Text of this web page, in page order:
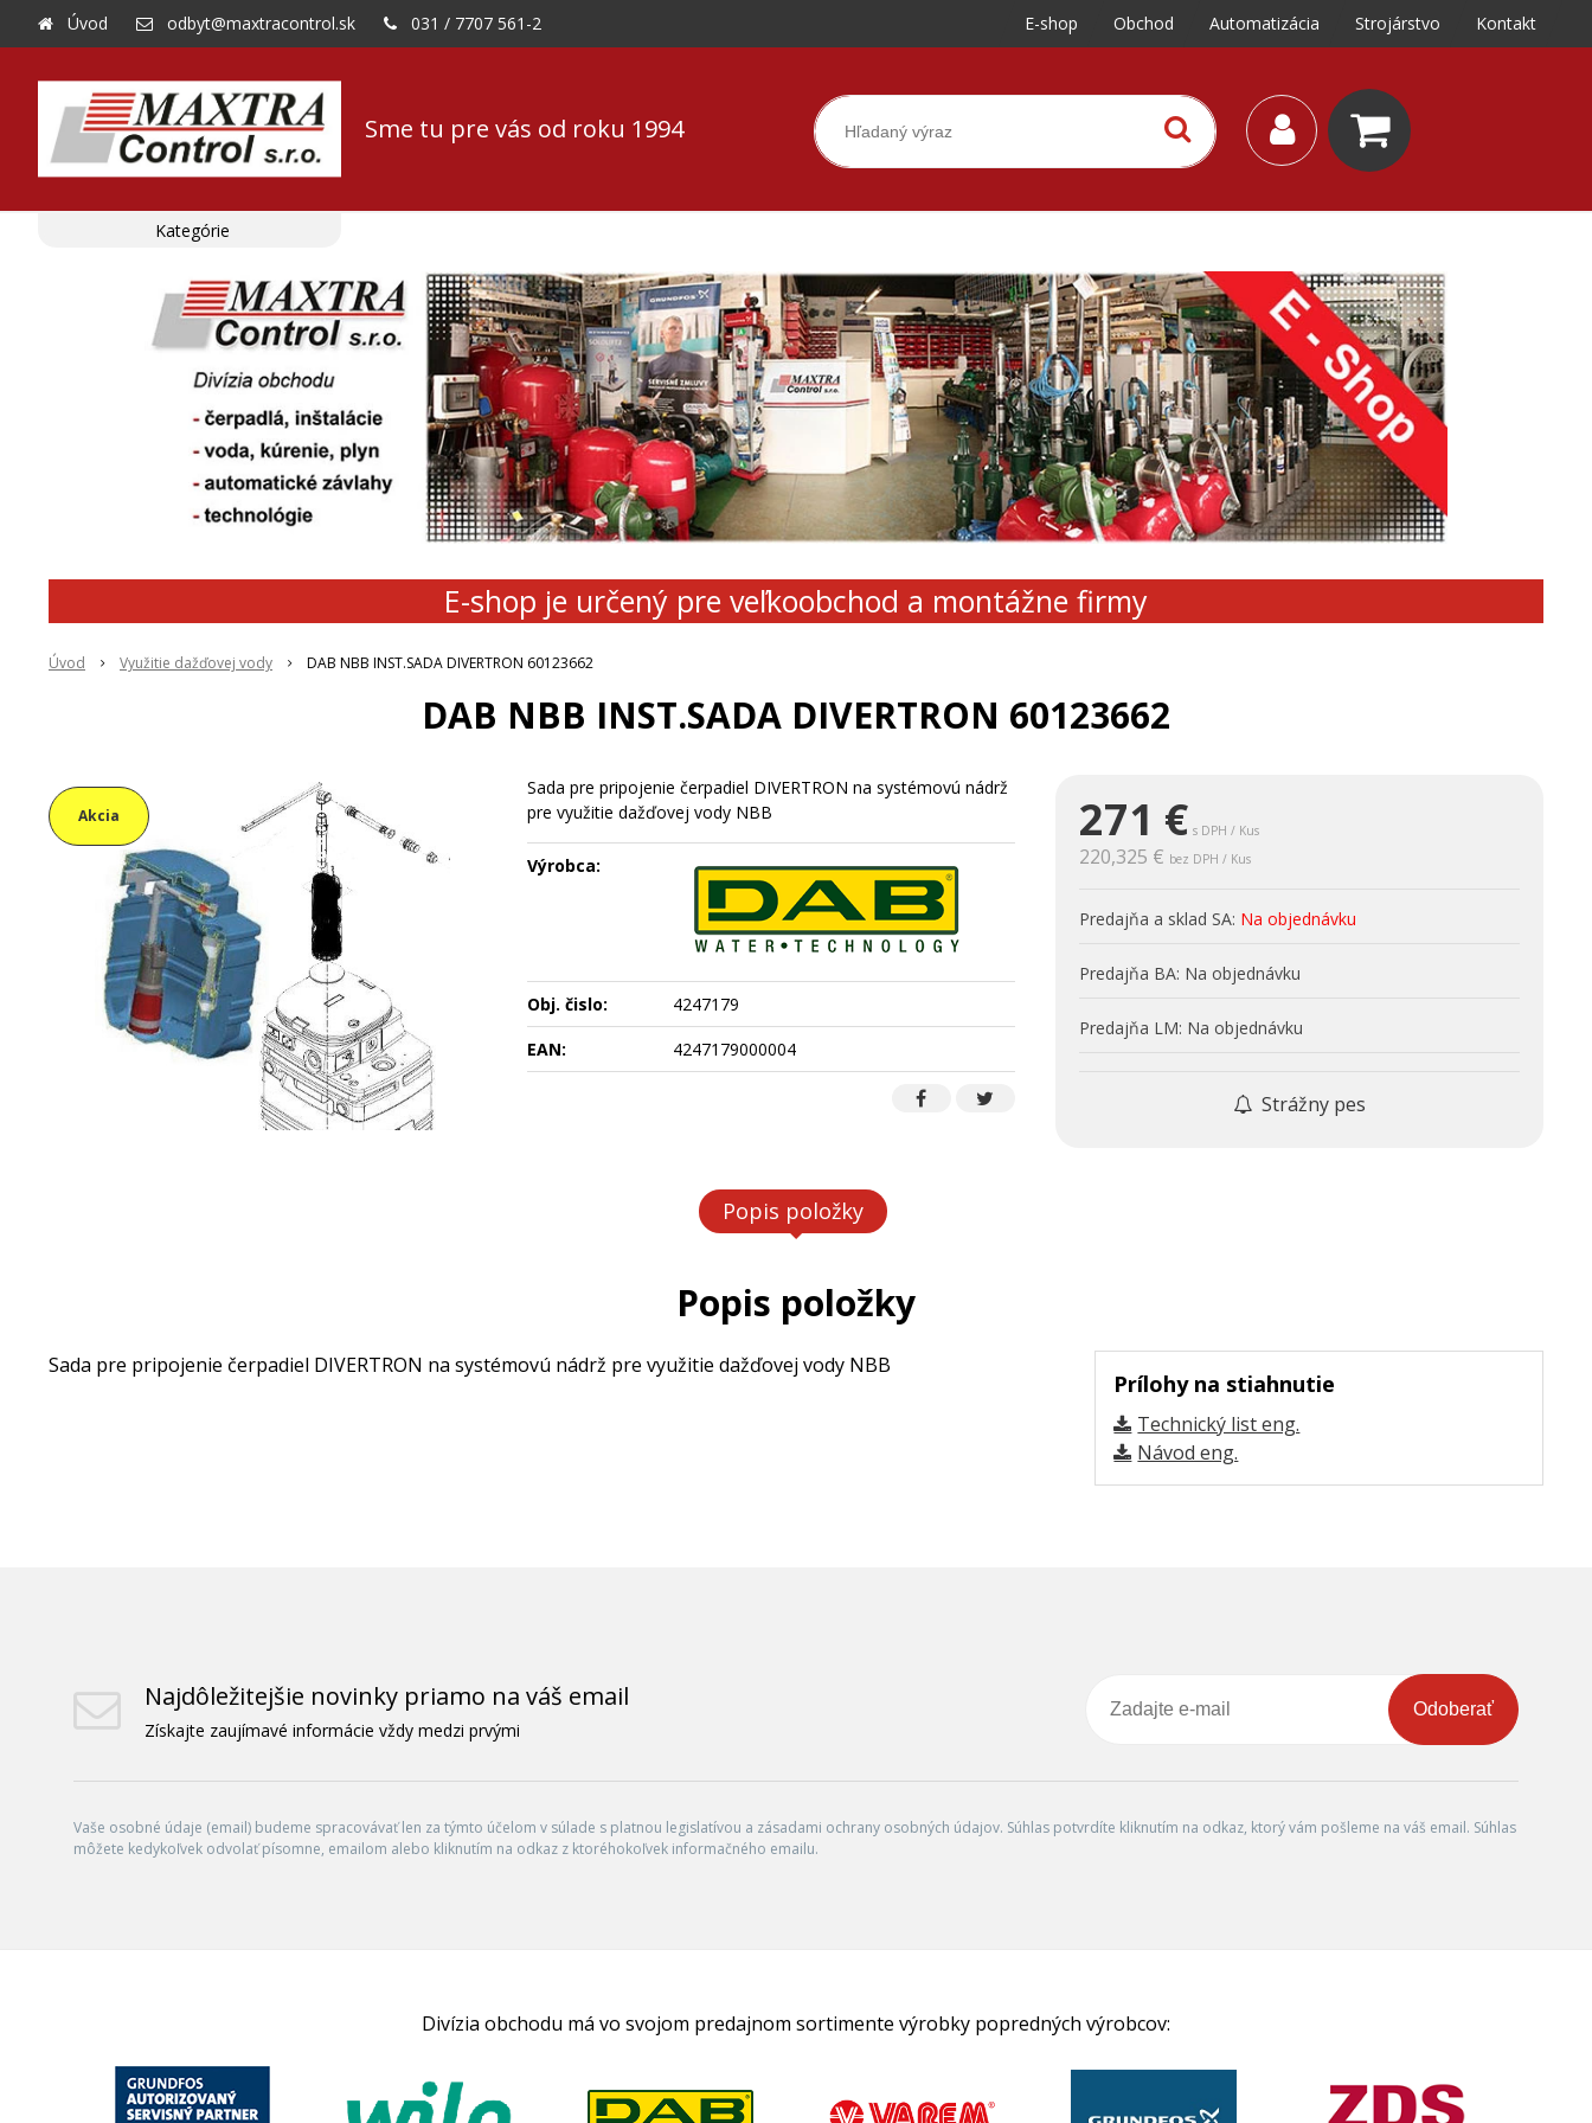
Sme tu pre vás od roku 1994
Úvod odbyt@maxtracontrol.sk 031 / 7707 561-2 E-shop Obchod Automatizácia Strojárstvo Kontakt
E-shop je určený pre veľkoobchod a montážne firmy
Úvod Využitie dažďovej vody DAB NBB INST.SADA DIVERTRON 60123662
DAB NBB INST.SADA DIVERTRON 60123662
Akcia 271 € s DPH / Kus
220,325 € bez DPH / Kus
Predajňa a sklad SA: Na objednávku
Predajňa BA: Na objednávku
Predajňa LM: Na objednávku
Strážny pes
Sada pre pripojenie čerpadiel DIVERTRON na systémovú nádrž
pre využitie dažďovej vody NBB
Výrobca:
Obj. čislo:
4247179
EAN:
4247179000004
Popis položky
Popis položky
Prílohy na stiahnutie
Technický list eng.
Návod eng.
Sada pre pripojenie čerpadiel DIVERTRON na systémovú nádrž pre využitie dažďovej vody NBB
Kategórie
Najdôležitejšie novinky priamo na váš email
Získajte zaujímavé informácie vždy medzi prvými
Odoberať
Vaše osobné údaje (email) budeme spracovávať len za týmto účelom v súlade s platnou legislatívou a zásadami ochrany osobných údajov. Súhlas potvrdíte kliknutím na odkaz, ktorý vám pošleme na váš email. Súhlas
môžete kedykoľvek odvolať písomne, emailom alebo kliknutím na odkaz z ktoréhokoľvek informačného emailu.
Divízia obchodu má vo svojom predajnom sortimente výrobky popredných výrobcov: